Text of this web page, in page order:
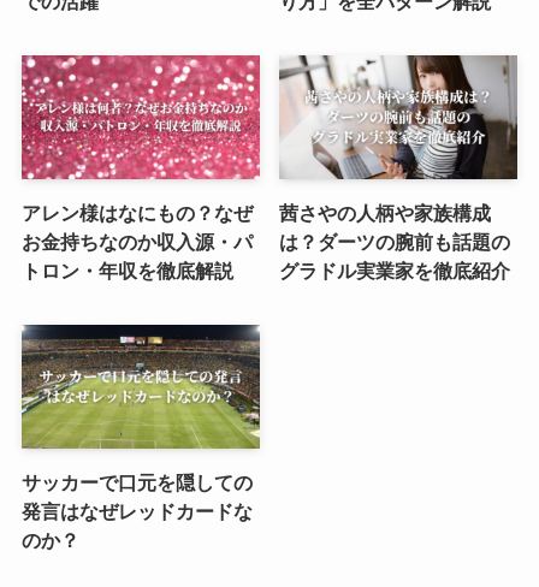
アレン様はなにもの？なぜ
お金持ちなのか収入源・パ
トロン・年収を徹底解説
茜さやの人柄や家族構成
は？ダーツの腕前も話題の
グラドル実業家を徹底紹介
サッカーで口元を隠しての
発言はなぜレッドカードな
のか？